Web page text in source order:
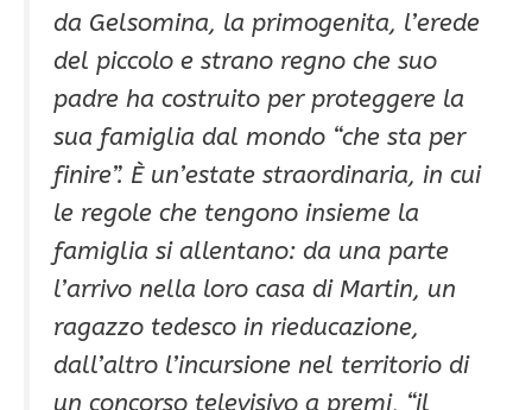
da Gelsomina, la primogenita, l’erede
del piccolo e strano regno che suo
padre ha costruito per proteggere la
sua famiglia dal mondo “che sta per
finire”. È un’estate straordinaria, in cui
le regole che tengono insieme la
famiglia si allentano: da una parte
l’arrivo nella loro casa di Martin, un
ragazzo tedesco in rieducazione,
dall’altro l’incursione nel territorio di
un concorso televisivo a premi, “il